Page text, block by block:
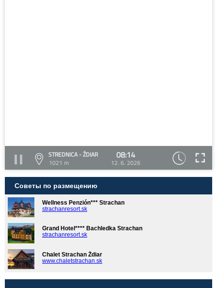
STREDNICA - ŽDIAR
1021 m
08:14
12. 6. 2026
Советы по размещению
Wellness Penzión*** Strachan
strachanresort.sk
Grand Hotel**** Bachledka Strachan
strachanresort.sk
Chalet Strachan Ždiar
www.chaletstrachan.sk